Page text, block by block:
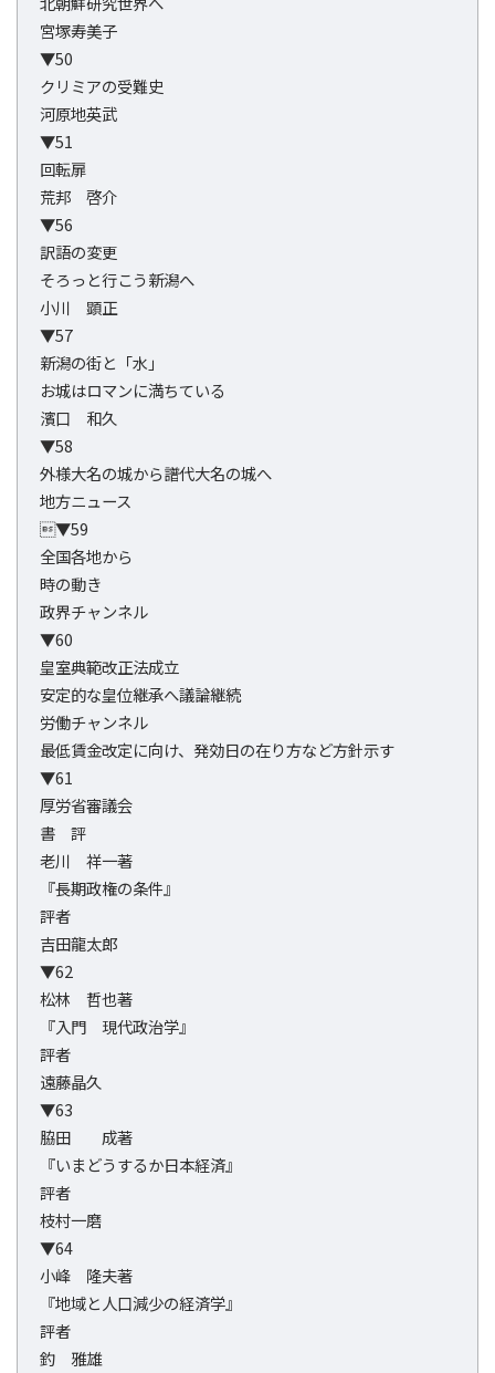
宮塚寿美子
▼50
クリミアの受難史
河原地英武
▼51
回転扉
荒邦 啓介
▼56
訳語の変更
そろっと行こう新潟へ
小川 顕正
▼57
新潟の街と「水」
お城はロマンに満ちている
濱口 和久
▼58
外様大名の城から譜代大名の城へ
地方ニュース
▼59
全国各地から
時の動き
政界チャンネル
▼60
皇室典範改正法成立
安定的な皇位継承へ議論継続
労働チャンネル
最低賃金改定に向け、発効日の在り方など方針示す
▼61
厚労省審議会
書 評
老川 祥一著
『長期政権の条件』
評者
吉田龍太郎
▼62
松林 哲也著
『入門 現代政治学』
評者
遠藤晶久
▼63
脇田 成著
『いまどうするか日本経済』
評者
枝村一磨
▼64
小峰 隆夫著
『地域と人口減少の経済学』
評者
釣 雅雄